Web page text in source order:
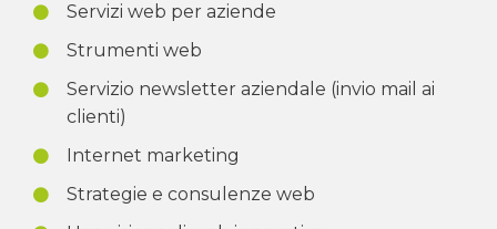
Servizi web per aziende
Strumenti web
Servizio newsletter aziendale (invio mail ai
clienti)
Internet marketing
Strategie e consulenze web